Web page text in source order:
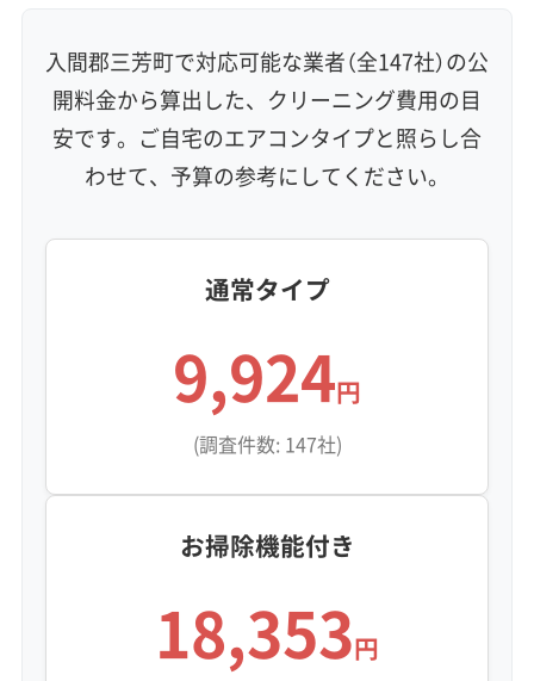
入間郡三芳町で対応可能な業者（全147社）の公
開料金から算出した、クリーニング費用の目
安です。ご自宅のエアコンタイプと照らし合
わせて、予算の参考にしてください。
通常タイプ
9,924円
(調査件数: 147社)
お掃除機能付き
18,353円